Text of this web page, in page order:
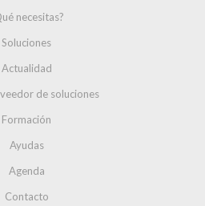
necesitas?
Soluciones
Actualidad
de soluciones
Formación
Ayudas
Agenda
Contacto